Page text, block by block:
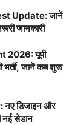
Update: जानें
जानकारी
2026: यूपी
भर्ती, जानें कब शुरू
डिजाइन और
नई सेडान